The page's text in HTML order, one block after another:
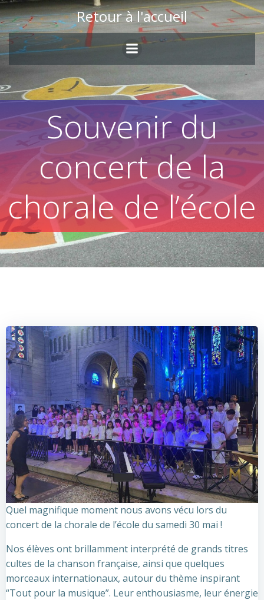
Skip
to
content
Retour à l'accueil
Souvenir du
concert de la
chorale de l’école
Quel magnifique moment nous avons vécu lors du
concert de la chorale de l’école du samedi 30 mai !
Nos élèves ont brillamment interprété de grands titres
cultes de la chanson française, ainsi que quelques
morceaux internationaux, autour du thème inspirant
“Tout pour la musique”. Leur enthousiasme, leur énergie